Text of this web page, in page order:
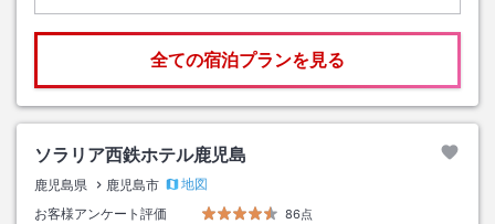
全ての宿泊プランを見る
ソラリア西鉄ホテル鹿児島
鹿児島県 鹿児島市
地図
お客様アンケート評価
86点